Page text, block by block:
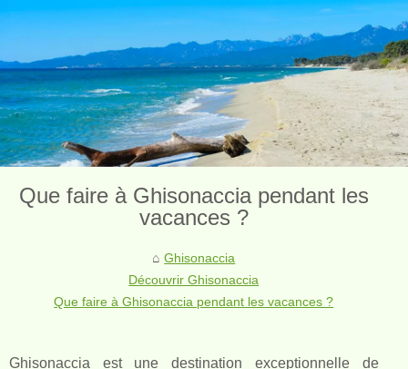
Que faire à Ghisonaccia pendant les
vacances ?
Ghisonaccia
Découvrir Ghisonaccia
Que faire à Ghisonaccia pendant les vacances ?
Ghisonaccia est une destination exceptionnelle de